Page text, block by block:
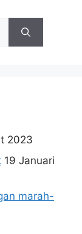
2023
19 Januari
marah-